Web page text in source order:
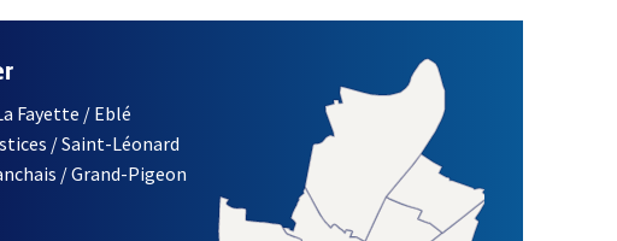
À LA LETTRE D'INFORMATION DES ASSOCIATIONS DE LA VILLE
Fayette / Eblé
/ Saint-Léonard
/ Grand-Pigeon